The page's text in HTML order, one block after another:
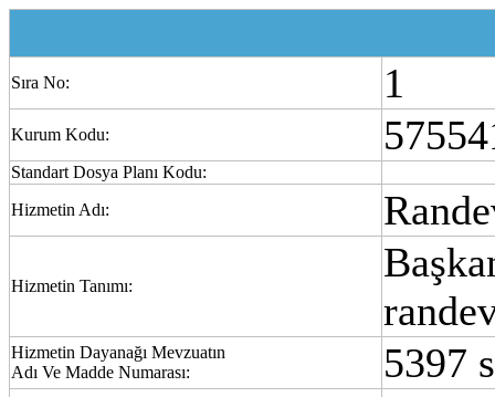
Sıra No: 1
Kurum Kodu:
Standart Dosya Planı Kodu:
Hizmetin Adı:
Hizmetin Tanımı:
Hizmetin Dayanağı Mevzuatın
Adı Ve Madde Numarası:
5397